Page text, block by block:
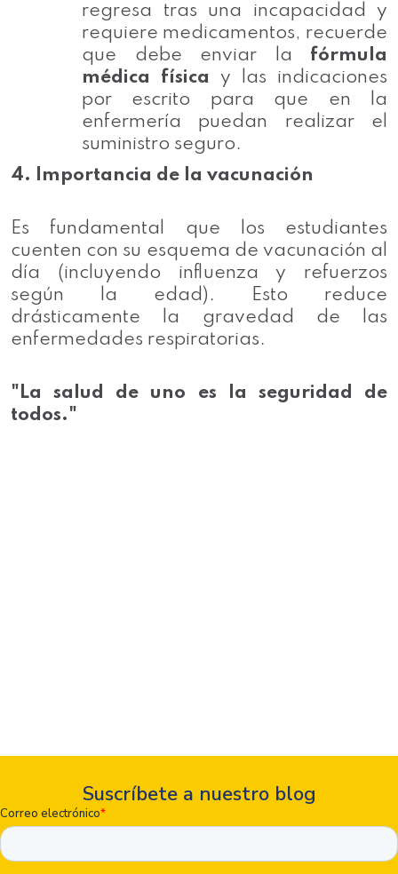
regresa tras una incapacidad y
requiere medicamentos, recuerde
que debe enviar la fórmula
médica física y las indicaciones
por escrito para que en la
enfermería puedan realizar el
suministro seguro.
4. Importancia de la vacunación
Es fundamental que los estudiantes
cuenten con su esquema de vacunación al
día (incluyendo influenza y refuerzos
según la edad). Esto reduce
drásticamente la gravedad de las
enfermedades respiratorias.
"La salud de uno es la seguridad de
todos."
Suscríbete a nuestro blog